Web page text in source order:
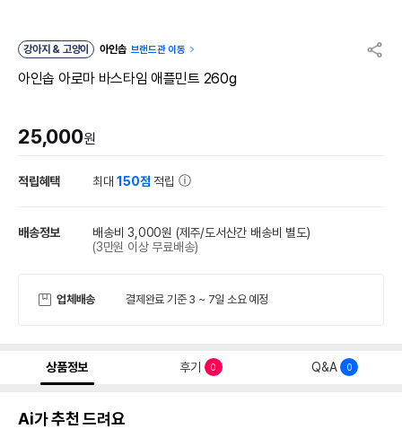
강아지 & 고양이 아인솝 브랜드관 이동
아인솝 아로마 바스타임 애플민트 260g
25,000원
적립혜택 최대150점 적립
배송정보 배송비 3,000원 (제주/도서산간 배송비 별도)
(3만원 이상 무료배송)
업체배송 결제완료 기준 3 ~ 7일 소요 예정
상품정보 후기 0 Q&A 0
Ai가 추천 드려요